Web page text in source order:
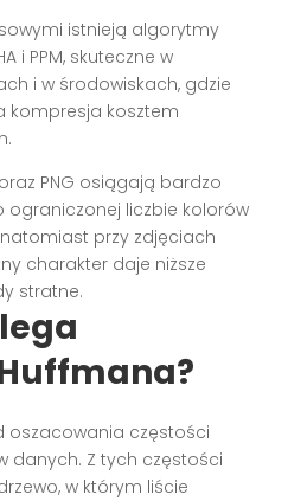
istnieją algorytmy
i PPM, skuteczne w
i w środowiskach, gdzie
kompresja kosztem
PNG osiągają bardzo
ograniczonej liczbie kolorów
przy zdjęciach
charakter daje niższe
stratne.
oszacowania częstości
danych. Z tych częstości
w którym liście